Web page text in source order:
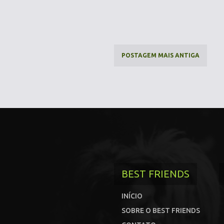
POSTAGEM MAIS ANTIGA
BEST FRIENDS
INÍCIO
SOBRE O BEST FRIENDS